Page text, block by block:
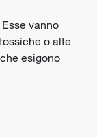
vanno
o alte
esigono